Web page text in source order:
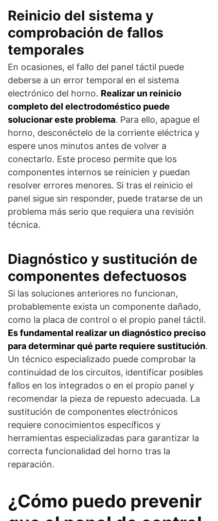
Reinicio del sistema y
comprobación de fallos
temporales
En ocasiones, el fallo del panel táctil puede
deberse a un error temporal en el sistema
electrónico del horno. Realizar un reinicio
completo del electrodoméstico puede
solucionar este problema. Para ello, apague el
horno, desconéctelo de la corriente eléctrica y
espere unos minutos antes de volver a
conectarlo. Este proceso permite que los
componentes internos se reinicien y puedan
resolver errores menores. Si tras el reinicio el
panel sigue sin responder, puede tratarse de un
problema más serio que requiera una revisión
técnica.
Diagnóstico y sustitución de
componentes defectuosos
Si las soluciones anteriores no funcionan,
probablemente exista un componente dañado,
como la placa de control o el propio panel táctil.
Es fundamental realizar un diagnóstico preciso
para determinar qué parte requiere sustitución.
Un técnico especializado puede comprobar la
continuidad de los circuitos, identificar posibles
fallos en los integrados o en el propio panel y
recomendar la pieza de repuesto adecuada. La
sustitución de componentes electrónicos
requiere conocimientos específicos y
herramientas especializadas para garantizar la
correcta funcionalidad del horno tras la
reparación.
¿Cómo puedo prevenir